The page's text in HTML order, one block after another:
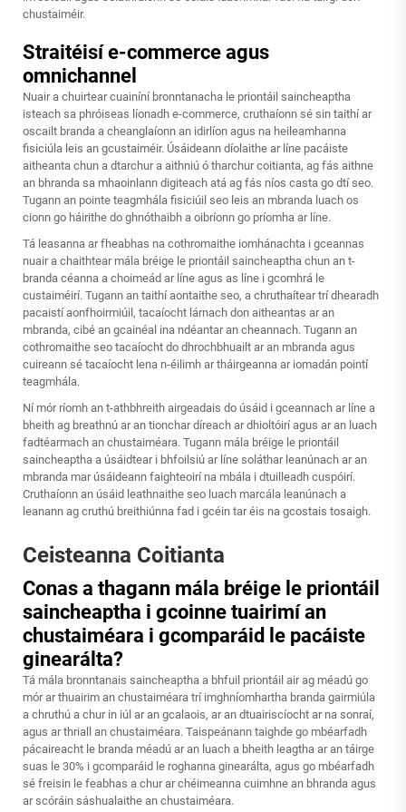
chustaiméir.
Straitéisí e-commerce agus
omnichannel
Nuair a chuirtear cuainíní bronntanacha le priontáil saincheaptha
isteach sa phróiseas líonadh e-commerce, cruthaíonn sé sin taithí ar
oscailt branda a cheanglaíonn an idirlíon agus na heileamhanna
fisiciúla leis an gcustaiméir. Úsáideann díolaithe ar líne pacáiste
aitheanta chun a dtarchur a aithniú ó tharchur coitianta, ag fás aithne
an bhranda sa mhaoinlann digiteach atá ag fás níos casta go dtí seo.
Tugann an pointe teagmhála fisiciúil seo leis an mbranda luach os
cionn go háirithe do ghnóthaibh a oibríonn go príomha ar líne.
Tá leasanna ar fheabhas na cothromaithe iomhánachta i gceannas
nuair a chaithtear mála bréige le priontáil saincheaptha chun an t-
branda céanna a choimeád ar líne agus as líne i gcomhrá le
custaiméirí. Tugann an taithí aontaithe seo, a chruthaítear trí dhearadh
pacaistí aonfhoirmiúil, tacaíocht lárnach don aitheantas ar an
mbranda, cibé an gcainéal ina ndéantar an cheannach. Tugann an
cothromaithe seo tacaíocht do dhrochbhuailt ar an mbranda agus
cuireann sé tacaíocht lena n-éilimh ar tháirgeanna ar iomadán pointí
teagmhála.
Ní mór ríomh an t-athbhreith airgeadais do úsáid i gceannach ar líne a
bheith ag breathnú ar an tionchar díreach ar dhioltóirí agus ar an luach
fadtéarmach an chustaiméara. Tugann mála bréige le priontáil
saincheaptha a úsáidtear i bhfoilsiú ar líne soláthar leanúnach ar an
mbranda mar úsáideann faighteoirí na mbála i dtuilleadh cuspóirí.
Cruthaíonn an úsáid leathnaithe seo luach marcála leanúnach a
leanann ag cruthú breithiúnna fad i gcéin tar éis na gcostais tosaigh.
Ceisteanna Coitianta
Conas a thagann mála bréige le priontáil
saincheaptha i gcoinne tuairimí an
chustaiméara i gcomparáid le pacáiste
ginearálta?
Tá mála bronntanais saincheaptha a bhfuil priontáil air ag méadú go
mór ar thuairim an chustaiméara trí imghníomhartha branda gairmiúla
a chruthú a chur in iúl ar an gcalaois, ar an dtuairiscíocht ar na sonraí,
agus ar thriall an chustaiméara. Taispeánann taighde go mbéarfadh
pácaireacht le branda méadú ar an luach a bheith leagtha ar an táirge
suas le 30% i gcomparáid le roghanna ginearálta, agus go mbéarfadh
sé freisin le feabhas a chur ar chéimeanna cuimhne an bhranda agus
ar scóráin sáshualaithe an chustaiméara.